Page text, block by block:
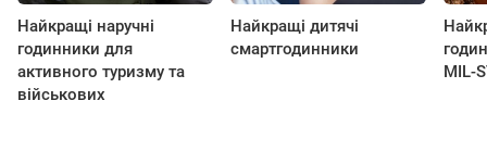
Найкращі наручні
годинники для
активного туризму та
військових
Найкращі дитячі
смартгодинники
MIL-